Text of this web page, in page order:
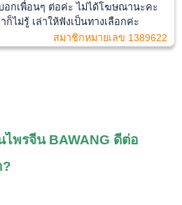
อกเพื่อนๆ ต่อค่ะ ไม่ได้โฆษณานะคะ
ไม่รู้ เล่าให้ฟังเป็นทางเลือกค่ะ
สมาชิกหมายเลข 1389622
ไพรจีน BAWANG ดีต่อ
?